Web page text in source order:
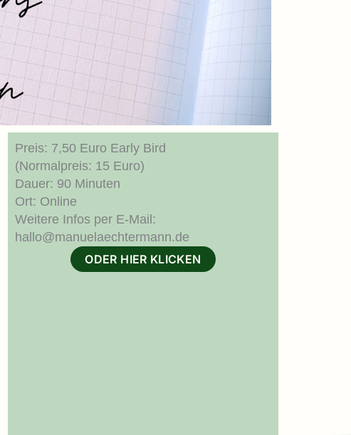
Preis: 7,50 Euro Early Bird
(Normalpreis: 15 Euro)
Dauer: 90 Minuten
Ort: Online
Weitere Infos per E-Mail:
hallo@manuelaechtermann.de
ODER HIER KLICKEN